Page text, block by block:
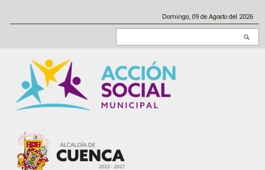
Domingo, 09 de Agosto del 2026